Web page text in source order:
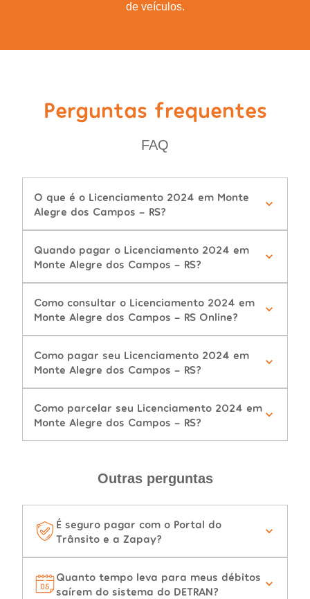
de veículos.
Perguntas frequentes
FAQ
O que é o Licenciamento 2024 em Monte
Alegre dos Campos - RS?
Quando pagar o Licenciamento 2024 em
Monte Alegre dos Campos - RS?
Como consultar o Licenciamento 2024 em
Monte Alegre dos Campos - RS Online?
Como pagar seu Licenciamento 2024 em
Monte Alegre dos Campos - RS?
Como parcelar seu Licenciamento 2024 em
Monte Alegre dos Campos - RS?
Outras perguntas
É seguro pagar com o Portal do
Trânsito e a Zapay?
Quanto tempo leva para meus débitos
saírem do sistema do DETRAN?